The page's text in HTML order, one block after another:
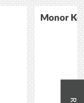
Monor